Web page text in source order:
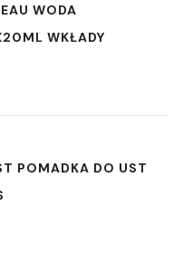
WODA
WKŁADY
POMADKA DO UST